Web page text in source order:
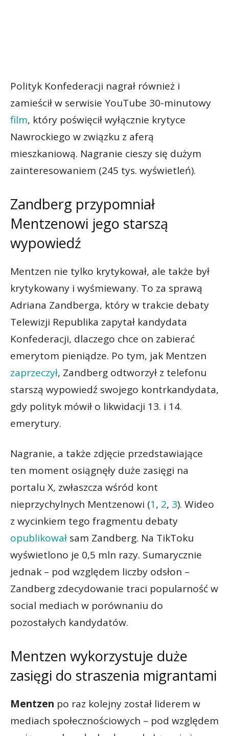
Polityk Konfederacji nagrał również i
zamieścił w serwisie YouTube 30-minutowy
film, który poświęcił wyłącznie krytyce
Nawrockiego w związku z aferą
mieszkaniową. Nagranie cieszy się dużym
zainteresowaniem (245 tys. wyświetleń).
Zandberg przypomniał
Mentzenowi jego starszą
wypowiedź
Mentzen nie tylko krytykował, ale także był
krytykowany i wyśmiewany. To za sprawą
Adriana Zandberga, który w trakcie debaty
Telewizji Republika zapytał kandydata
Konfederacji, dlaczego chce on zabierać
emerytom pieniądze. Po tym, jak Mentzen
zaprzeczył, Zandberg odtworzył z telefonu
starszą wypowiedź swojego kontrkandydata,
gdy polityk mówił o likwidacji 13. i 14.
emerytury.
Nagranie, a także zdjęcie przedstawiające
ten moment osiągnęły duże zasięgi na
portalu X, zwłaszcza wśród kont
nieprzychylnych Mentzenowi (1, 2, 3). Wideo
z wycinkiem tego fragmentu debaty
opublikował sam Zandberg. Na TikToku
wyświetlono je 0,5 mln razy. Sumarycznie
jednak – pod względem liczby odsłon –
Zandberg zdecydowanie traci popularność w
social mediach w porównaniu do
pozostałych kandydatów.
Mentzen wykorzystuje duże
zasięgi do straszenia migrantami
Mentzen po raz kolejny został liderem w
mediach społecznościowych – pod względem